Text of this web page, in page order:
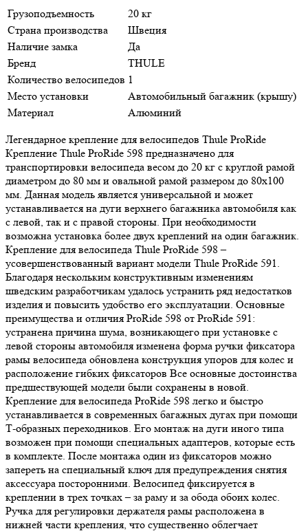
Грузоподъемность
20 кг
Страна производства
Швеция
Наличие замка
Да
Бренд
THULE
Количество велосипедов 1
Место установки
Автомобильный багажник (крышу)
Материал
Алюминий
Легендарное крепление для велосипедов Thule ProRide
Крепление Thule ProRide 598 предназначено для
транспортировки велосипеда весом до 20 кг с круглой рамой
диаметром до 80 мм и овальной рамой размером до 80х100
мм. Данная модель является универсальной и может
устанавливается на дуги верхнего багажника автомобиля как
с левой, так и с правой стороны. При необходимости
возможна установка более двух креплений на один багажник.
Крепление для велосипеда Thule ProRide 598 –
усовершенствованный вариант модели Thule ProRide 591.
Благодаря нескольким конструктивным изменениям
шведским разработчикам удалось устранить ряд недостатков
изделия и повысить удобство его эксплуатации. Основные
преимущества и отличия ProRide 598 от ProRide 591:
устранена причина шума, возникающего при установке с
левой стороны автомобиля изменена форма ручки фиксатора
рамы велосипеда обновлена конструкция упоров для колес и
расположение гибких фиксаторов Все основные достоинства
предшествующей модели были сохранены в новой.
Крепление для велосипеда ProRide 598 легко и быстро
устанавливается в современных багажных дугах при помощи
Т-образных переходников. Его монтаж на дуги иного типа
возможен при помощи специальных адаптеров, которые есть
в комплекте. После монтажа один из фиксаторов можно
запереть на специальный ключ для предупреждения снятия
аксессуара посторонними. Велосипед фиксируется в
креплении в трех точках – за раму и за обода обоих колес.
Ручка для регулировки держателя рамы расположена в
нижней части крепления, что существенно облегчает